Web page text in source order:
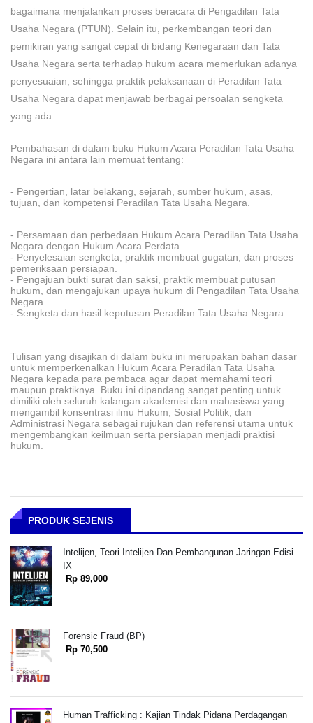
bagaimana menjalankan proses beracara di Pengadilan Tata
Usaha Negara (PTUN). Selain itu, perkembangan teori dan
pemikiran yang sangat cepat di bidang Kenegaraan dan Tata
Usaha Negara serta terhadap hukum acara memerlukan adanya
penyesuaian, sehingga praktik pelaksanaan di Peradilan Tata
Usaha Negara dapat menjawab berbagai persoalan sengketa
yang ada
Pembahasan di dalam buku Hukum Acara Peradilan Tata Usaha
Negara ini antara lain memuat tentang:
- Pengertian, latar belakang, sejarah, sumber hukum, asas,
tujuan, dan kompetensi Peradilan Tata Usaha Negara
- Persamaan dan perbedaan Hukum Acara Peradilan Tata Usaha
Negara dengan Hukum Acara Perdata.
- Penyelesaian sengketa, praktik membuat gugatan, dan proses
pemeriksaan persiapan.
- Pengajuan bukti surat dan saksi, praktik membuat putusan
hukum, dan mengajukan upaya hukum di Pengadilan Tata Usaha
Negara.
- Sengketa dan hasil keputusan Peradilan Tata Usaha Negara.
Tulisan yang disajikan di dalam buku ini merupakan bahan dasar
untuk memperkenalkan Hukum Acara Peradilan Tata Usaha
Negara kepada para pembaca agar dapat memahami teori
maupun praktiknya. Buku ini dipandang sangat penting untuk
dimiliki oleh seluruh kalangan akademisi dan mahasiswa yang
mengambil konsentrasi ilmu Hukum, Sosial Politik, dan
Administrasi Negara sebagai rujukan dan referensi utama untuk
mengembangkan keilmuan serta persiapan menjadi praktisi
hukum.
PRODUK SEJENIS
Intelijen, Teori Intelijen Dan Pembangunan Jaringan Edisi
IX
Rp 89,000
Forensic Fraud (BP)
Rp 70,500
Human Trafficking : Kajian Tindak Pidana Perdagangan